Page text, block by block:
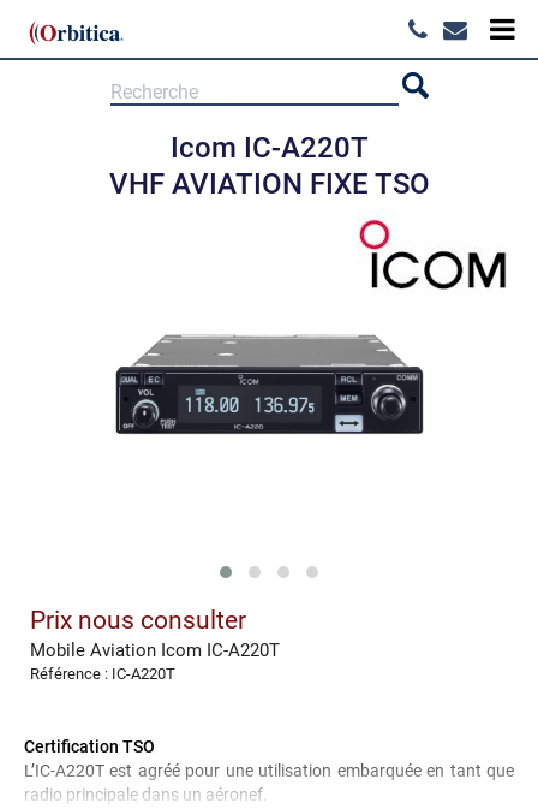
Icom IC-A220T
VHF AVIATION FIXE TSO
Prix nous consulter
Mobile Aviation Icom IC-A220T
Référence : IC-A220T
Certification TSO
L’IC-A220T est agréé pour une utilisation embarquée en tant que
radio principale dans un aéronef.